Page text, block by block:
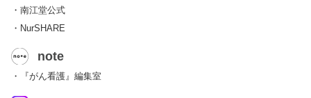
・南江堂公式
・NurSHARE
note
・『がん看護』編集室